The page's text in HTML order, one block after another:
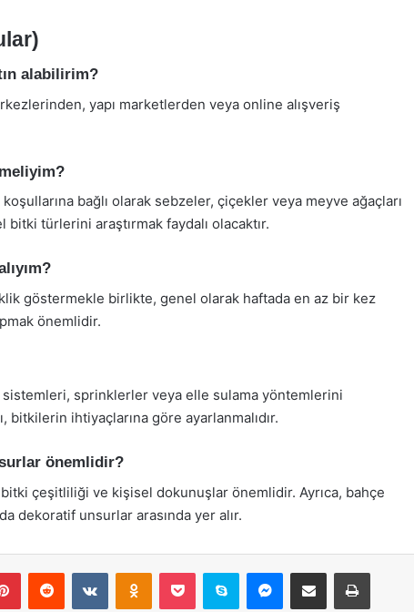
alabilirim?
yapı marketlerden veya online alışveriş
bağlı olarak sebzeler, çiçekler veya meyve ağaçları
türlerini araştırmak faydalı olacaktır.
göstermekle birlikte, genel olarak haftada en az bir kez
önemlidir.
sprinklerler veya elle sulama yöntemlerini
bitkilerin ihtiyaçlarına göre ayarlanmalıdır.
önemlidir?
çeşitliliği ve kişisel dokunuşlar önemlidir. Ayrıca, bahçe
dekoratif unsurlar arasında yer alır.
PinterestReddit VKontakteOdnoklassniki
Pocket Skype Messenger
E-Posta ile paylaş Yazdır